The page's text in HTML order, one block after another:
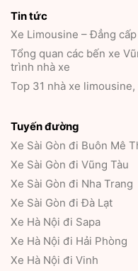
Tin tức
Xe Limousine – Đẳng
Tổng quan các bến xe
trình nhà xe
Top 31 nhà xe
Tuyến đường
Xe Sài Gòn đi Buôn Mê
Xe Sài Gòn đi Vũng Tàu
Xe Sài Gòn đi Nha Trang
Xe Sài Gòn đi Đà Lạt
Xe Hà Nội đi Sapa
Xe Hà Nội đi Hải Phòng
Xe Hà Nội đi Vinh